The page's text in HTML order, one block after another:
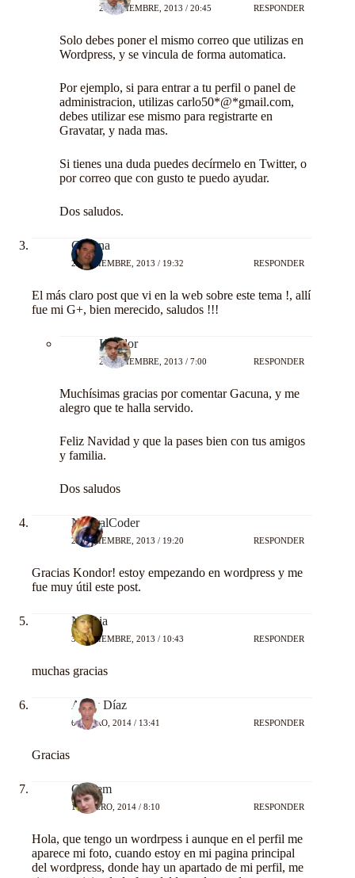
22 DICIEMBRE, 2013 / 20:45 RESPONDER
Solo debes poner el mismo correo que utilizas en
Wordpress, y se vincula de forma automatica.
Por ejemplo, si para entrar a tu perfil o panel de
administracion, utilizas carlo50*@*gmail.com,
debes utilizar ese mismo para registrarte en
Gravatar, y nada mas.
Si tienes una duda puedes decírmelo en Twitter, o
por correo que con gusto te puedo ayudar.
Dos saludos.
Gacuna
26 DICIEMBRE, 2013 / 19:32 RESPONDER
El más claro post que vi en la web sobre este tema !, allí
fue mi G+, bien merecido, saludos !!!
Kondor
27 DICIEMBRE, 2013 / 7:00 RESPONDER
Muchísimas gracias por comentar Gacuna, y me
alegro que te halla servido.
Feliz Navidad y que la pases bien con tus amigos
y familia.
Dos saludos
NaturalCoder
29 DICIEMBRE, 2013 / 19:20 RESPONDER
Gracias Kondor! estoy empezando en wordpress y me
fue muy útil este post.
Nadhia
31 DICIEMBRE, 2013 / 10:43 RESPONDER
muchas gracias
Andy Díaz
6 ENERO, 2014 / 13:41 RESPONDER
Gracias
Guillem
11 ENERO, 2014 / 8:10 RESPONDER
Hola, que tengo un wordrpess i aunque en el perfil me
aparece mi foto, cuando estoy en mi pagina principal
del wordpress, donde hay un apartado de mi perfil, me